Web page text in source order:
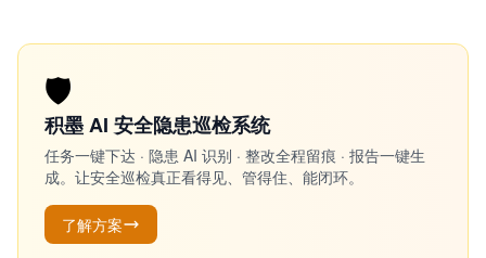
🛡️
积墨 AI 安全隐患巡检系统
任务一键下达 · 隐患 AI 识别 · 整改全程留痕 · 报告一键生
成。让安全巡检真正看得见、管得住、能闭环。
了解方案